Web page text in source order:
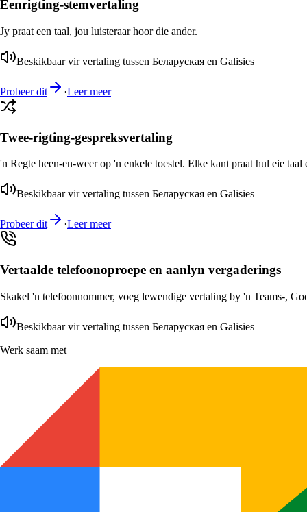
Eenrigting-stemvertaling
Jy praat een taal, jou luisteraar hoor die ander.
Beskikbaar vir vertaling tussen Беларуская en Galisies
Probeer dit ·Leer meer
Twee-rigting-gespreksvertaling
'n Regte heen-en-weer op 'n enkele toestel. Elke kant praat hul eie taal
Beskikbaar vir vertaling tussen Беларуская en Galisies
Probeer dit ·Leer meer
Vertaalde telefoonoproepe en aanlyn vergaderings
Skakel 'n telefoonnommer, voeg lewendige vertaling by 'n Teams-,
Beskikbaar vir vertaling tussen Беларуская en Galisies
Werk saam met